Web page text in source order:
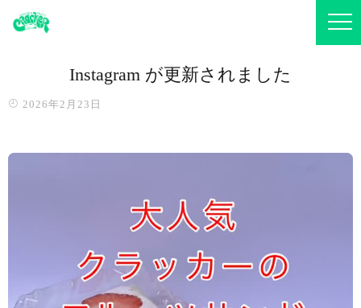
Instagram が更新されました
2026年2月23日